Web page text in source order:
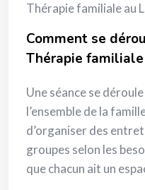
Thérapie familiale au
Comment se
Thérapie familiale
Une séance se
l’ensemble de la
d’organiser des
groupes selon les
que chacun ait un